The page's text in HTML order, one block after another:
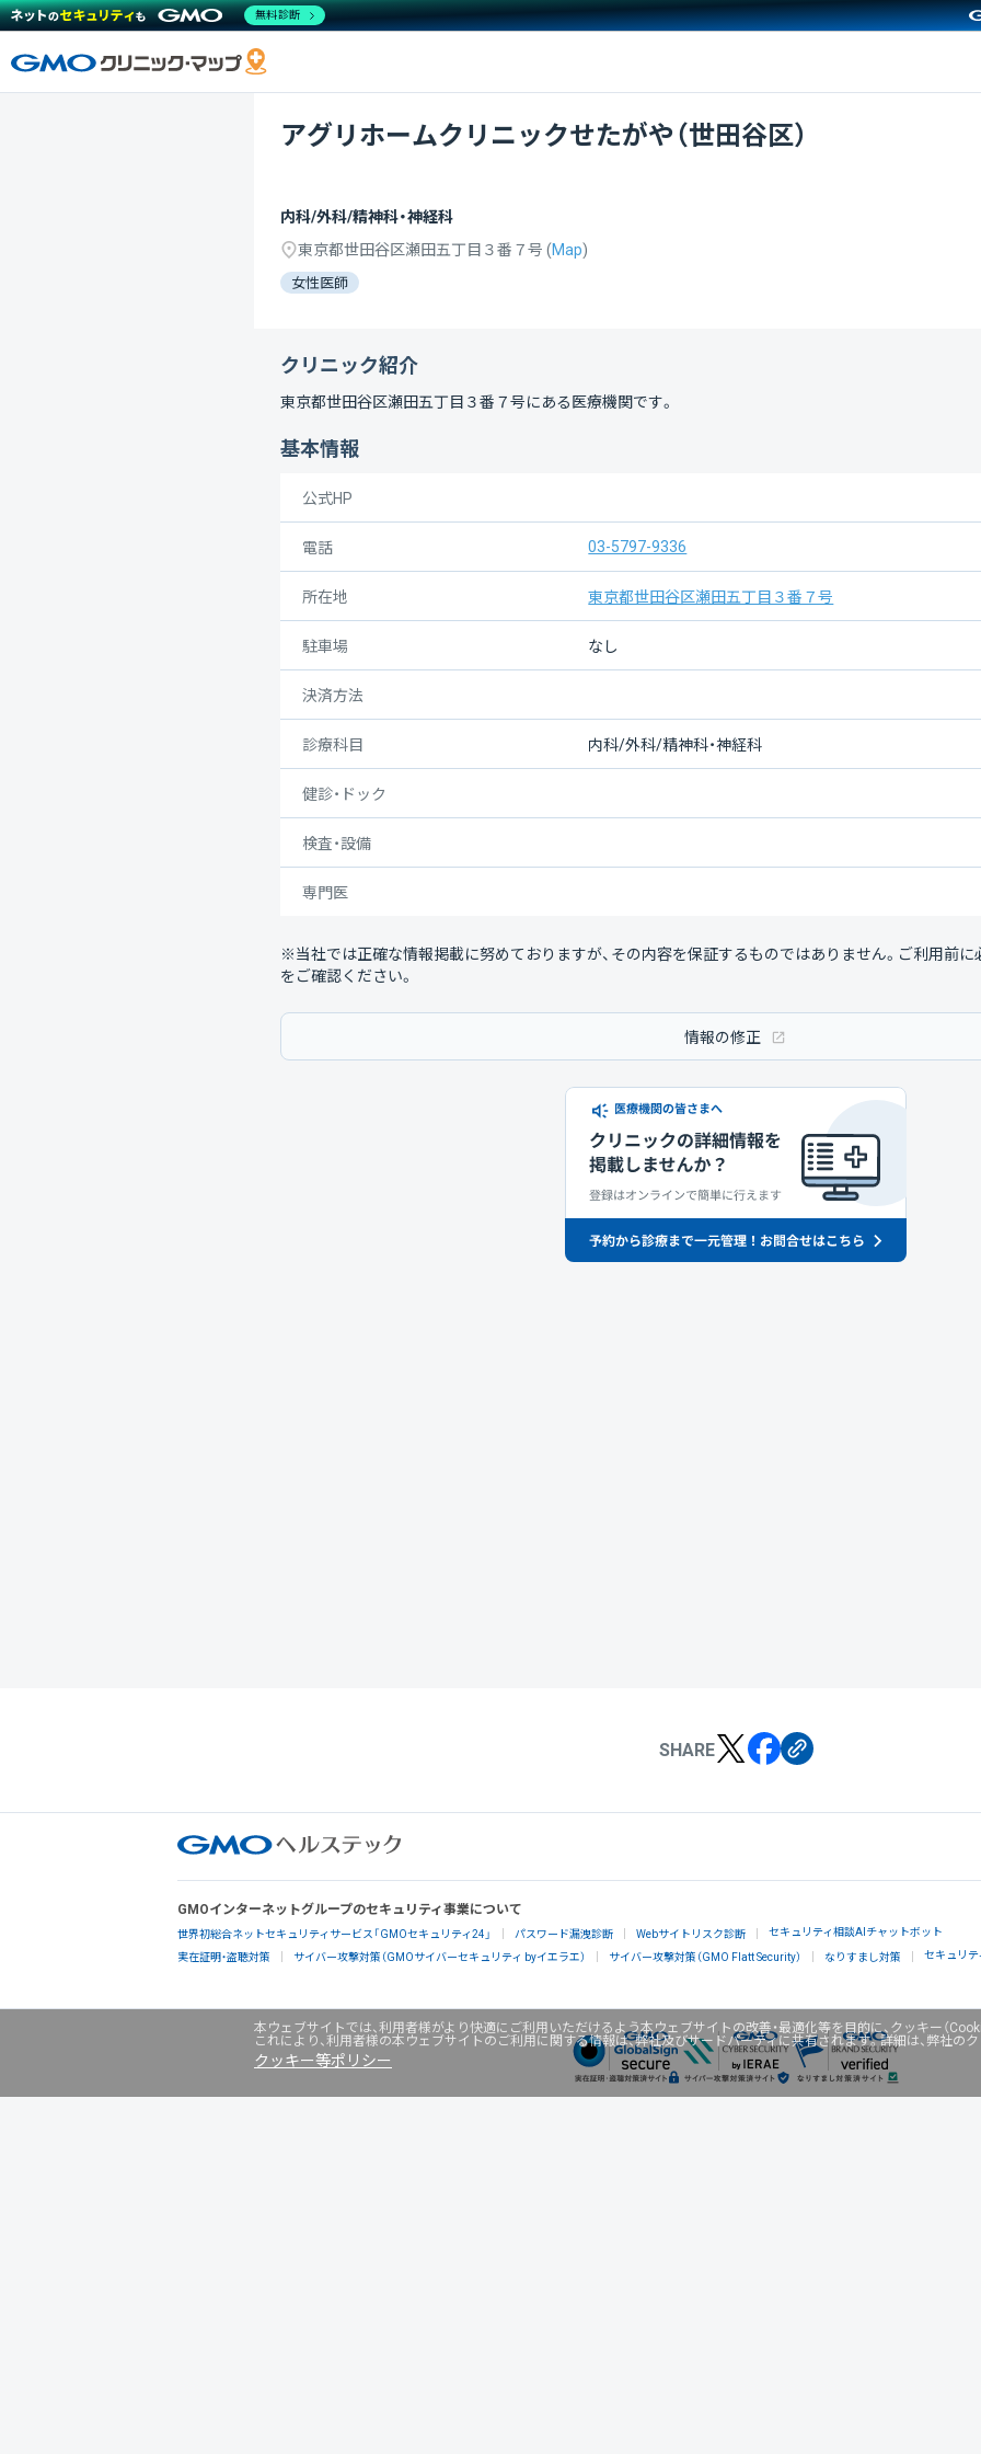
本ウェブサイトでは、利用者様がより快適にご利用いただけるよう本ウェブサイトの改善・最適化等を目的に、クッキー（
これにより、利用者様の本ウェブサイトのご利用に関する情報は、弊社及びサードパーティに共有されます。詳細は、弊社の
クッキー等ポリシー
アグリホームクリニックせたがや（世田谷区）
内科/外科/精神科・神経科
東京都世田谷区瀬田五丁目３番７号 (Map)
女性医師
クリニック紹介
東京都世田谷区瀬田五丁目３番７号にある医療機関です。
基本情報
公式HP
電話 03-5797-9336
所在地 東京都世田谷区瀬田五丁目３番７号
駐車場 なし
決済方法
診療科目 内科/外科/精神科・神経科
健診・ドック
検査・設備
専門医
※当社では正確な情報掲載に努めておりますが、その内容を保証するものではありません。ご利用前
をご確認ください。
情報の修正
SHARE
GMOインターネットグループのセキュリティ事業について
世界初総合ネットセキュリティサービス「GMOセキュリティ24」 パスワード漏洩診断 Webサイトリスク診断 セキュリティ相談AIチャットボット
実在証明・盗聴対策 サイバー攻撃対策（GMOサイバーセキュリティ byイエラエ） サイバー攻撃対策（GMO Flatt Security） なりすまし対策 セキュリテ
無料診断